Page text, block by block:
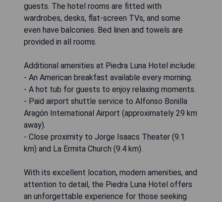
guests. The hotel rooms are fitted with
wardrobes, desks, flat-screen TVs, and some
even have balconies. Bed linen and towels are
provided in all rooms.
Additional amenities at Piedra Luna Hotel include:
- An American breakfast available every morning.
- A hot tub for guests to enjoy relaxing moments.
- Paid airport shuttle service to Alfonso Bonilla
Aragón International Airport (approximately 29 km
away).
- Close proximity to Jorge Isaacs Theater (9.1
km) and La Ermita Church (9.4 km).
With its excellent location, modern amenities, and
attention to detail, the Piedra Luna Hotel offers
an unforgettable experience for those seeking